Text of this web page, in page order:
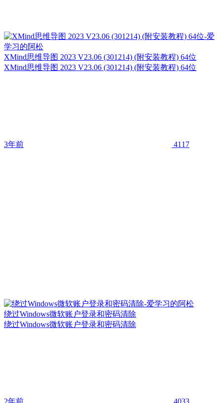
XMind思维导图 2023 V23.06 (301214) (附安装教程) 64位
XMind思维导图 2023 V23.06 (301214) (附安装教程) 64位
3年前 4117
绕过Windows微软账户登录和密码清除
绕过Windows微软账户登录和密码清除